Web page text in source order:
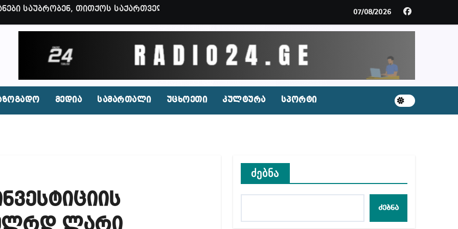
დღევანდელი პოსტაობა, საკუთარ თავთან შეგარცხვენთ – ეკა კუპატაძე ნანუკა ჟორჟოლიანს
ტარაკნებიან, უჰაერო საკანში, ამდენი ხნით სამარტოო საკანში მოთავსება, საერთაშორისო
კახეთში ქორწილის დროს? (ვიდეო)
რომლებსაც საბავშვი ბაღებში საქონლის ხორცის ნაცვლად ცხენის ხორცი შეჰქონდათ
ნამდვილად არის რეაგირება საჭირო კოორდინირებულ შეტევაზე ჩვენი ეროვნული იდენტობის
ცხელ დღეებში? – დაავადებათა კონტროლის ცენტრის რეკომენდაციები
შექმნან მდინარაძის სამინისტრო – გია ხუხაშვილი
გარშემო — COVID-19-ის წარმოშობის გამოძიებიდან შესაძლო სისხლის სამართლის საქმემდე
ოპოზიციური ტელევიზიებით უკმაყოფილოა
07/08/2026
მედია სამართალი უცხოეთი კულტურა სპორტი
ძებნა
ძებნა